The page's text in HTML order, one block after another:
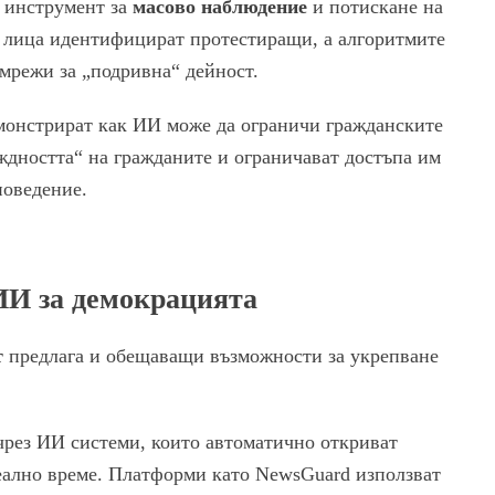
за масово наблюдение и потискане на
идентифицират протестиращи, а алгоритмите
за „подривна“ дейност.
как ИИ може да ограничи гражданските
на гражданите и ограничават достъпа им
за демокрацията
предлага и обещаващи възможности за укрепване
ИИ системи, които автоматично откриват
време. Платформи като NewsGuard използват